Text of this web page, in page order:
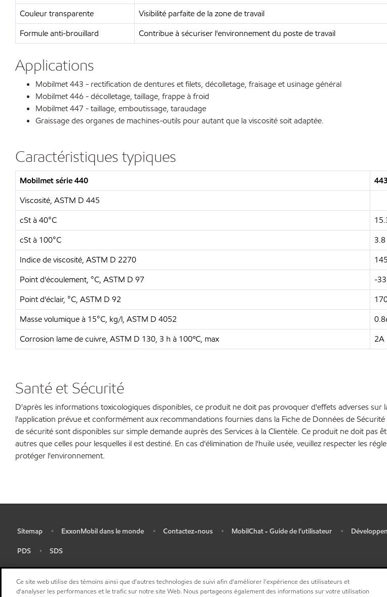
Couleur transparente
Visibilité parfaite de la zone de travail
Formule anti-brouillard
Contribue à sécuriser l'environnement du poste de travail
Applications
Mobilmet 443 - rectification de dentures et filets, décolletage, fraisage et usinage général
Mobilmet 446 - décolletage, taillage, frappe à froid
Mobilmet 447 - taillage, emboutissage, taraudage
Graissage des organes de machines-outils pour autant que la viscosité soit adaptée.
Caractéristiques typiques
Mobilmet série 440 443
Viscosité, ASTM D 445
cSt à 40°C
cSt à 100°C
3.8
Indice de viscosité, ASTM D 2270
145
Point d'écoulement, °C, ASTM D 97
-33
Point d'éclair, °C, ASTM D 92
Masse volumique à 15°C, kg/l, ASTM D 4052
Corrosion lame de cuivre, ASTM D 130, 3 h à 100ºC, max
2A
Santé et Sécurité
D'après les informations toxicologiques disponibles, ce produit ne doit pas provoquer d'effets adverses sur
l'application prévue et conformément aux recommandations fournies dans la Fiche de Données de
de sécurité sont disponibles sur simple demande auprès des Services à la Clientèle. Ce produit ne doit pas
autres que celles pour lesquelles il est destiné. En cas d'élimination de l'huile usée, veuillez respecter les
protéger l'environnement.
Sitemap • ExxonMobil dans le monde • Contactez-nous • MobilChat - Guide de l’utilisateur •
PDS • SDS
Ce site web utilise des témoins ainsi que d'autres technologies de suivi afin d'améliorer l'expérience des utilisateurs et
d'analyser les performances et le trafic sur notre site Web. Nous partageons également des informations sur votre utilisation